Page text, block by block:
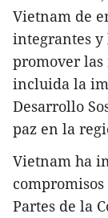
Vietnam de
integrantes y
promover las
incluida la
Desarrollo
paz en la
Vietnam ha
Partes de la